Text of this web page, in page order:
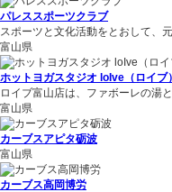
パレススポーツクラブ
スポーツと文化活動をとおし
富山県
ホットヨガスタジオ loIve（ロイブ
ロイブ富山店は、ファボーレの湯
富山県
カーブスアピタ砺波
富山県
カーブス高岡博労